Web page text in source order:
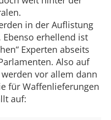
in der Auflistung
Ebenso erhellend ist
Experten abseits
Also auf
vor allem dann
für Waffenlieferungen
auf: